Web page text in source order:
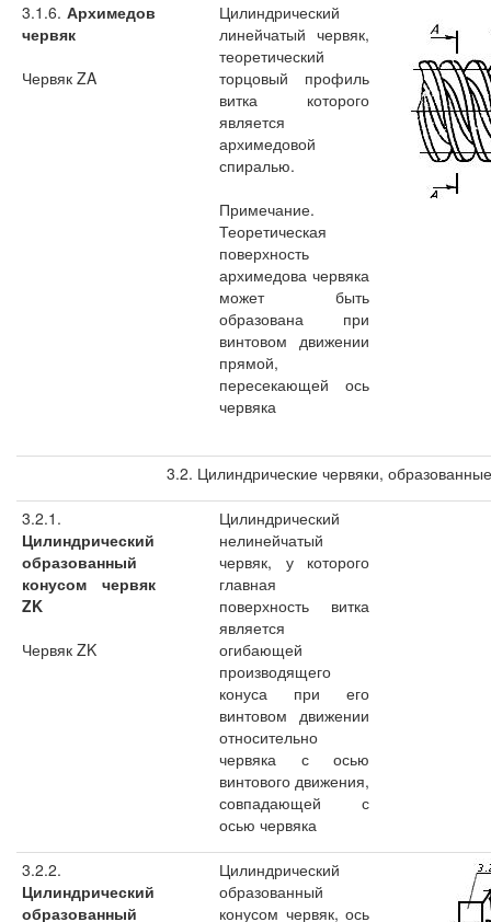
3.1.6. Архимедов
червяк
Червяк ZA
Цилиндрический
линейчатый червяк,
теоретический
торцовый профиль
витка которого
является
архимедовой
спиралью.
Примечание.
Теоретическая
поверхность
архимедова червяка
может быть
образована при
винтовом движении
прямой,
пересекающей ось
червяка
3.2. Цилиндрические червяки,
3.2.1.
Цилиндрический
образованный
конусом червяк
ZK
Червяк ZK
Цилиндрический
нелинейчатый
червяк, у которого
главная
поверхность витка
является
огибающей
производящего
конуса при его
винтовом движении
относительно
червяка с осью
винтового движения,
совпадающей с
осью червяка
3.2.2.
Цилиндрический
образованный
Цилиндрический
образованный
конусом червяк, ось